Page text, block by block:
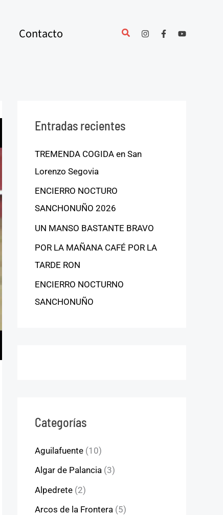
Contacto
Entradas recientes
TREMENDA COGIDA en San
Lorenzo Segovia
ENCIERRO NOCTURO
SANCHONUÑO 2026
UN MANSO BASTANTE BRAVO
POR LA MAÑANA CAFÉ POR LA
TARDE RON
ENCIERRO NOCTURNO
SANCHONUÑO
Categorías
Aguilafuente (10)
Algar de Palancia (3)
Alpedrete (2)
Arcos de la Frontera (5)